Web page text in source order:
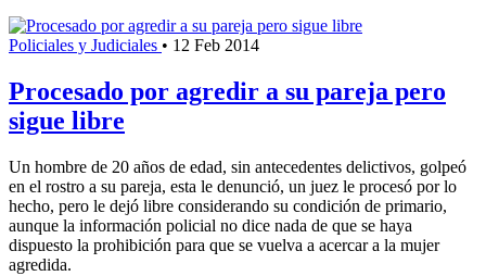
Policiales y Judiciales • 12 Feb 2014
Procesado por agredir a su pareja pero
sigue libre
Un hombre de 20 años de edad, sin antecedentes delictivos, golpeó
en el rostro a su pareja, esta le denunció, un juez le procesó por lo
hecho, pero le dejó libre considerando su condición de primario,
aunque la información policial no dice nada de que se haya
dispuesto la prohibición para que se vuelva a acercar a la mujer
agredida.